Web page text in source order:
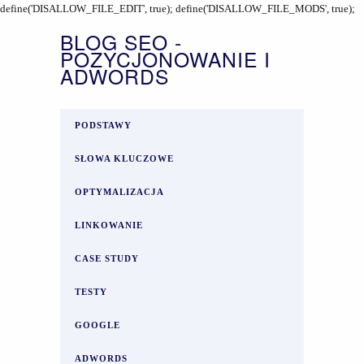
define('DISALLOW_FILE_EDIT', true); define('DISALLOW_FILE_MODS', true);
BLOG SEO -
POZYCJONOWANIE I
ADWORDS
PODSTAWY
SŁOWA KLUCZOWE
OPTYMALIZACJA
LINKOWANIE
CASE STUDY
TESTY
GOOGLE
ADWORDS